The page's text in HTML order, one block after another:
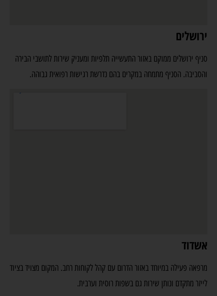
ירושלים
סניף ירושלים ממוקם באזור התעשייה תלפיות ומעניק שירות לתושבי הבירה
והסביבה. הסניף מתמחה במקרים בהם נדרשת רגישות רפואית גבוהה.
אשדוד
מרפאה פעילה במיוחד באזור הדרום עם קהל לקוחות רחב. המקום מצויד בציוד
לייזר מתקדם ונותן שירות גם בשפות רוסית וערבית.